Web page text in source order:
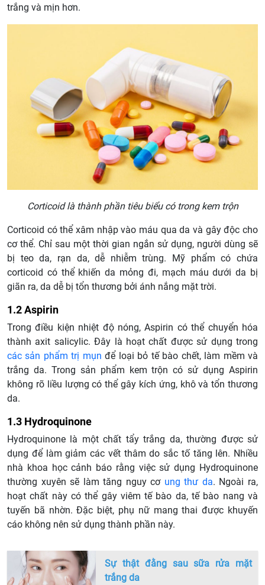
trắng và mịn hơn.
Corticoid là thành phần tiêu biểu có trong kem trộn
Corticoid có thể xâm nhập vào máu qua da và gây độc cho
cơ thể. Chỉ sau một thời gian ngắn sử dụng, người dùng sẽ
bị teo da, rạn da, dễ nhiễm trùng. Mỹ phẩm có chứa
corticoid có thể khiến da mỏng đi, mạch máu dưới da bị
giãn ra, da dễ bị tổn thương bởi ánh nắng mặt trời.
1.2 Aspirin
Trong điều kiện nhiệt độ nóng, Aspirin có thể chuyển hóa
thành axit salicylic. Đây là hoạt chất được sử dụng trong
các sản phẩm trị mụn để loại bỏ tế bào chết, làm mềm và
trắng da. Trong sản phẩm kem trộn có sử dụng Aspirin
không rõ liều lượng có thể gây kích ứng, khô và tổn thương
da.
1.3 Hydroquinone
Hydroquinone là một chất tẩy trắng da, thường được sử
dụng để làm giảm các vết thâm do sắc tố tăng lên. Nhiều
nhà khoa học cảnh báo rằng việc sử dụng Hydroquinone
thường xuyên sẽ làm tăng nguy cơ ung thư da. Ngoài ra,
hoạt chất này có thể gây viêm tế bào da, tế bào nang và
tuyến bã nhờn. Đặc biệt, phụ nữ mang thai được khuyến
cáo không nên sử dụng thành phần này.
Sự thật đằng sau sữa rửa mặt
trắng da